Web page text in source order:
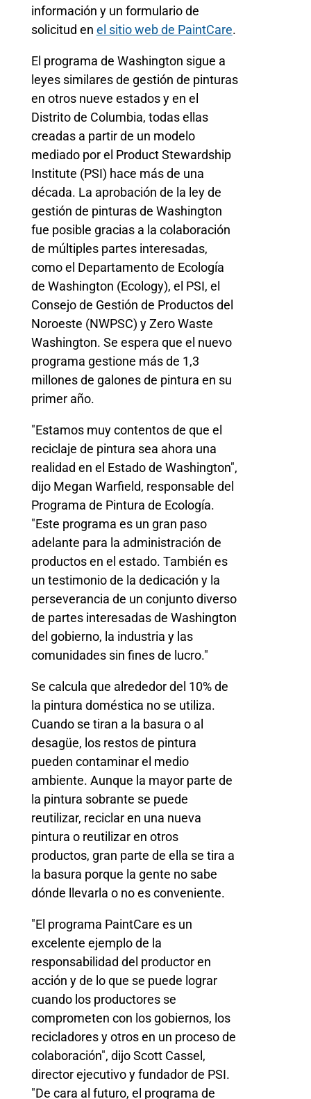
información y un formulario de
solicitud en el sitio web de PaintCare.
El programa de Washington sigue a
leyes similares de gestión de pinturas
en otros nueve estados y en el
Distrito de Columbia, todas ellas
creadas a partir de un modelo
mediado por el Product Stewardship
Institute (PSI) hace más de una
década. La aprobación de la ley de
gestión de pinturas de Washington
fue posible gracias a la colaboración
de múltiples partes interesadas,
como el Departamento de Ecología
de Washington (Ecology), el PSI, el
Consejo de Gestión de Productos del
Noroeste (NWPSC) y Zero Waste
Washington. Se espera que el nuevo
programa gestione más de 1,3
millones de galones de pintura en su
primer año.
"Estamos muy contentos de que el
reciclaje de pintura sea ahora una
realidad en el Estado de Washington",
dijo Megan Warfield, responsable del
Programa de Pintura de Ecología.
"Este programa es un gran paso
adelante para la administración de
productos en el estado. También es
un testimonio de la dedicación y la
perseverancia de un conjunto diverso
de partes interesadas de Washington
del gobierno, la industria y las
comunidades sin fines de lucro."
Se calcula que alrededor del 10% de
la pintura doméstica no se utiliza.
Cuando se tiran a la basura o al
desagüe, los restos de pintura
pueden contaminar el medio
ambiente. Aunque la mayor parte de
la pintura sobrante se puede
reutilizar, reciclar en una nueva
pintura o reutilizar en otros
productos, gran parte de ella se tira a
la basura porque la gente no sabe
dónde llevarla o no es conveniente.
"El programa PaintCare es un
excelente ejemplo de la
responsabilidad del productor en
acción y de lo que se puede lograr
cuando los productores se
comprometen con los gobiernos, los
recicladores y otros en un proceso de
colaboración", dijo Scott Cassel,
director ejecutivo y fundador de PSI.
"De cara al futuro, el programa de